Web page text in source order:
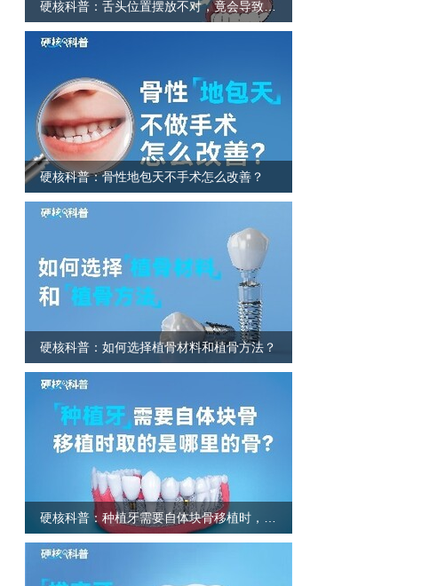
硬核科普：舌头位置摆放不对，竟会导致深覆合？需要干预吗？
硬核科普：骨性地包天不手术怎么改善？
硬核科普：如何选择植骨材料和植骨方法？